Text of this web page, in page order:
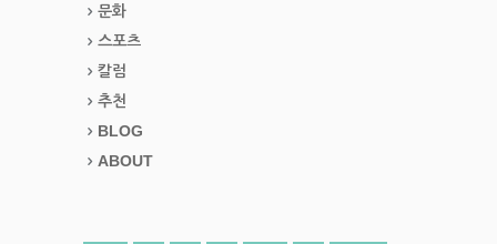
문화
스포츠
칼럼
추천
BLOG
ABOUT